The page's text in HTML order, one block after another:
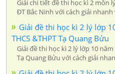
Giải chi tiết đề thi học kì 2 môn
ĐT Bắc Ninh với cách giải
Giải đề thi học kì 2 lý lớp
THCS &THPT Tạ Quang Bửu
Giải đề thi học kì 2 lý lớp 10
Tạ Quang Bửu với cách giải